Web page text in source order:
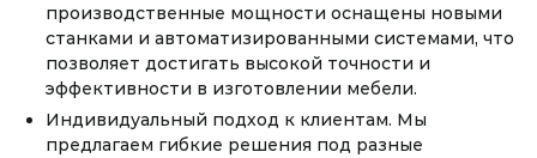
производственные мощности оснащены новыми
станками и автоматизированными системами, что
позволяет достигать высокой точности и
эффективности в изготовлении мебели.
Индивидуальный подход к клиентам. Мы
предлагаем гибкие решения под разные